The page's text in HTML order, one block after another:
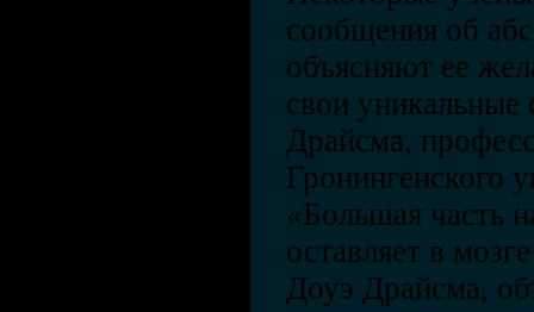
сообщения об
объясняют ее
свои уникальные
Драйсма,
Гронингенского
«Большая часть
оставляет в
Доуэ Драйсма,